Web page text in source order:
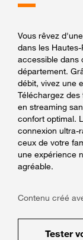
Vous rêvez
dans les
accessible dans
département.
débit, vivez une
Téléchargez
en streaming
confort optimal.
connexion ultra-
ceux de votre
une expérience
agréable.
Contenu créé
Tester